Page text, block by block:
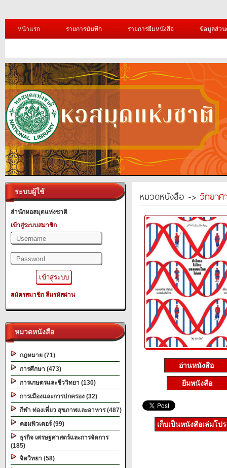
หน้าแรก รายการบันทึก รายการยืมหนังสือ ข้อมูลส่ว
ระบบผู้ใช้
สำนักหอสมุดแห่งชาติ
เข้าสู่ระบบสมาชิก
สมัครสมาชิก ลืมรหัสผ่าน
หมวดหนังสือ
กฎหมาย (71)
การศึกษา (473)
การเกษตรและชีววิทยา (130)
การเมืองและการปกครอง (32)
กีฬา ท่องเที่ยว สุขภาพและอาหาร (487)
คอมพิวเตอร์ (99)
ธุรกิจ เศรษฐศาสตร์และการจัดการ
(185)
จิตวิทยา (58)
หมวดหนังสือ -> วิทยาศ
อ่านหนังสือ
ยืมหนังสือ
เก็บเป็นหนังสือเล่มโป